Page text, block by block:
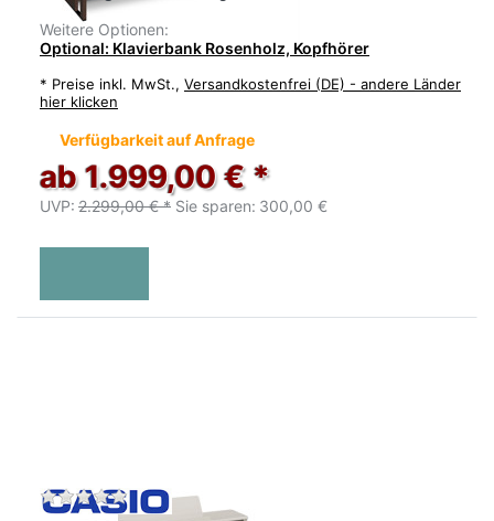
Weitere Optionen:
Optional: Klavierbank Rosenholz, Kopfhörer
* Preise inkl. MwSt., Versandkostenfrei (DE) - andere Länder
hier klicken
Verfügbarkeit auf Anfrage
ab 1.999,00 € *
UVP: 2.299,00 € * Sie sparen: 300,00 €
Zu diesem Produkt liegen noch keine